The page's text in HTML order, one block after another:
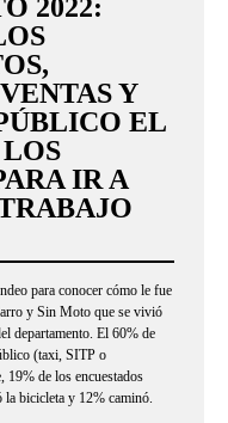
2022:
Y
EL
IR A
para conocer cómo le fue
y Sin Moto que se vivió
departamento. El 60% de
(taxi, SITP o
19% de los encuestados
la bicicleta y 12% caminó.